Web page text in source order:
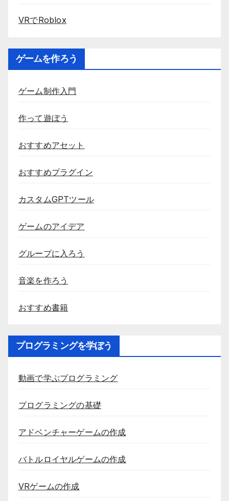
VRでRoblox
ゲームを作ろう
ゲーム制作入門
作って遊ぼう
おすすめアセット
おすすめプラグイン
カスタムGPTツール
ゲームのアイデア
グループに入ろう
音楽を作ろう
おすすめ書籍
プログラミングを学ぼう
動画で学ぶプログラミング
プログラミングの基礎
アドベンチャーゲームの作成
バトルロイヤルゲームの作成
VRゲームの作成